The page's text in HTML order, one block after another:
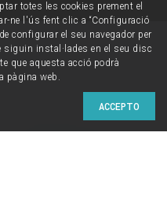
totes les cookies prement el
ne l'ús fent clic a “Configuració
configurar el seu navegador per
instal·lades en el seu disc
que aquesta acció podrà
pàgina web.
ACCEPTO